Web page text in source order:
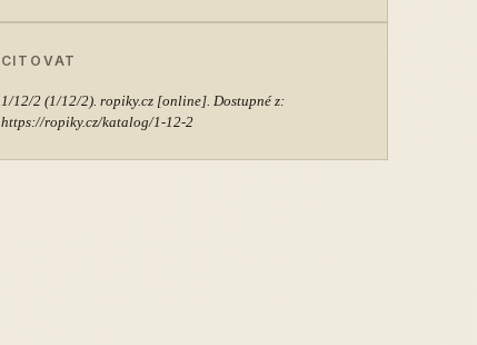
CITOVAT
1/12/2(1/12/2). ropiky.cz [online]. Dostupné z:
https://ropiky.cz/katalog/1-12-2